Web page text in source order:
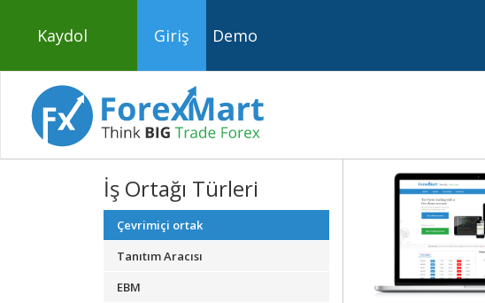
Kaydol Giriş Demo
İş Ortağı Türleri
Çevrimiçi ortak
Tanıtım Aracısı
EBM